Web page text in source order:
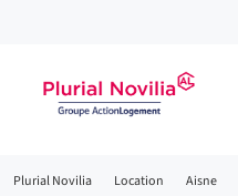
Fil
Plurial Novilia Location Aisne
de
chat